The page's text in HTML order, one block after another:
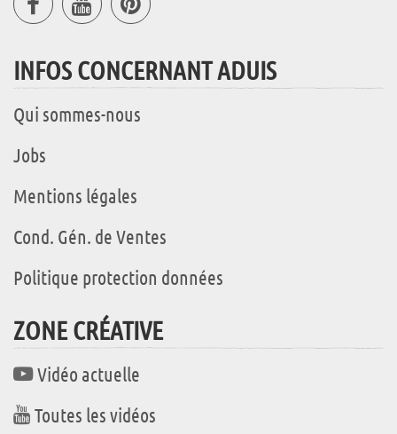
INFOS CONCERNANT ADUIS
Qui sommes-nous
Jobs
Mentions légales
Cond. Gén. de Ventes
Politique protection données
ZONE CRÉATIVE
Vidéo actuelle
Toutes les vidéos